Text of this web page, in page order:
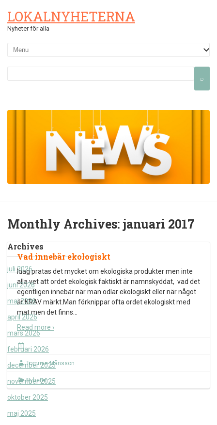
LOKALNYHETERNA
Nyheter för alla
Monthly Archives: januari 2017
Archives
juli 2026
juni 2026
maj 2026
april 2026
mars 2026
februari 2026
december 2025
november 2025
oktober 2025
maj 2025
Vad innebär ekologiskt
Idag pratas det mycket om ekologiska produkter men inte
alla vet att ordet ekologisk faktiskt är namnskyddat, vad det
egentligen innebär när man odlar ekologiskt eller när något
är KRAV märkt.Man förknippar ofta ordet ekologiskt med
mat men det finns…
Read more ›
Tommie Månsson
Nyheter